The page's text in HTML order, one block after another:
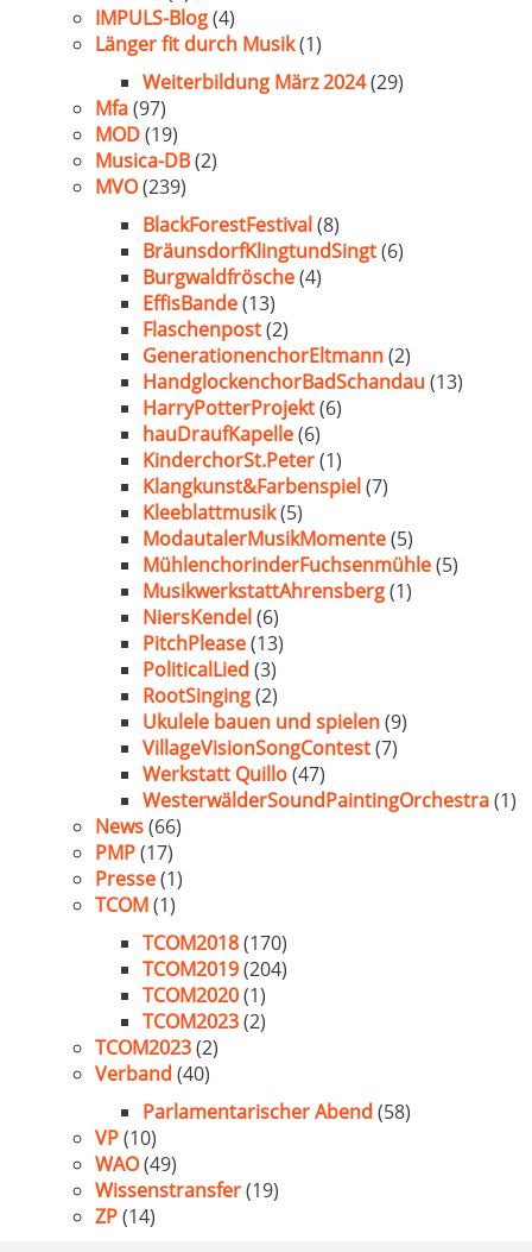
IMPULS-Blog(4)
Länger fit durch Musik(1)
Weiterbildung März 2024(29)
Mfa(97)
MOD(19)
Musica-DB(2)
MVO(239)
BlackForestFestival(8)
BräunsdorfKlingtundSingt(6)
Burgwaldfrösche(4)
EffisBande(13)
Flaschenpost(2)
GenerationenchorEltmann(2)
HandglockenchorBadSchandau(13)
HarryPotterProjekt(6)
hauDraufKapelle(6)
KinderchorSt.Peter(1)
Klangkunst&Farbenspiel(7)
Kleeblattmusik(5)
ModautalerMusikMomente(5)
MühlenchorinderFuchsenmühle(5)
MusikwerkstattAhrensberg(1)
NiersKendel(6)
PitchPlease(13)
PoliticalLied (3)
RootSinging(2)
Ukulele bauen und spielen(9)
VillageVisionSongContest(7)
Werkstatt Quillo(47)
WesterwälderSoundPaintingOrchestra(1)
News(66)
PMP(17)
Presse(1)
TCOM(1)
TCOM2018(170)
TCOM2019(204)
TCOM2020(1)
TCOM2023(2)
TCOM2023(2)
Verband (40)
Parlamentarischer Abend (58)
VP(10)
WAO(49)
Wissenstransfer(19)
ZP(14)